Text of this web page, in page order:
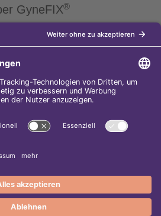
GyneFIX®
®bietet als Weiterentwicklung der
Alters eine moderne Verhütungsmethode
Spirale in die Gebärmutterhöhle
einen langfristigen und sicheren
Seite gehört zu den
Surftipps im Web-